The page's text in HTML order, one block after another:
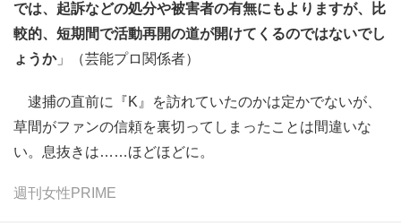
では、起訴などの処分や被害者の有無にもよりますが、比
較的、短期間で活動再開の道が開けてくるのではないでし
ょうか」（芸能プロ関係者）
逮捕の直前に『K』を訪れていたのかは定かでないが、
草間がファンの信頼を裏切ってしまったことは間違いな
い。息抜きは……ほどほどに。
週刊女性PRIME